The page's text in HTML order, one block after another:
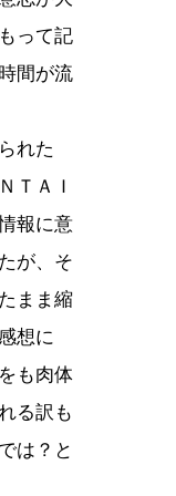
って記
間が流
れた
ＴＡＩ
報に意
が、そ
まま縮
想に
も肉体
る訳も
は？と